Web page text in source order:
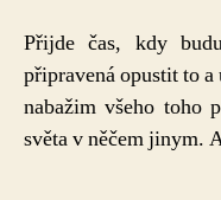
Přijde čas, kdy
připravená opustit to
nabažim všeho toho
světa v něčem jinym.